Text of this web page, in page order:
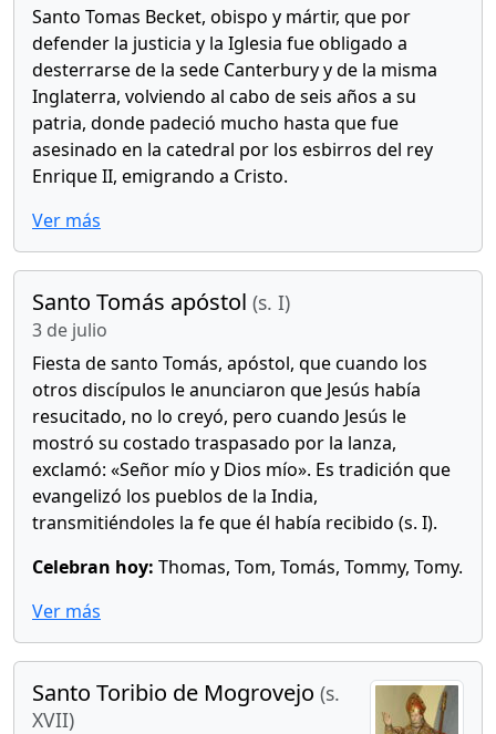
Santo Tomas Becket, obispo y mártir, que por
defender la justicia y la Iglesia fue obligado a
desterrarse de la sede Canterbury y de la misma
Inglaterra, volviendo al cabo de seis años a su
patria, donde padeció mucho hasta que fue
asesinado en la catedral por los esbirros del rey
Enrique II, emigrando a Cristo.
Ver más
Santo Tomás apóstol (s. I)
3 de julio
Fiesta de santo Tomás, apóstol, que cuando los
otros discípulos le anunciaron que Jesús había
resucitado, no lo creyó, pero cuando Jesús le
mostró su costado traspasado por la lanza,
exclamó: «Señor mío y Dios mío». Es tradición que
evangelizó los pueblos de la India,
transmitiéndoles la fe que él había recibido (s. I).
Celebran hoy: Thomas, Tom, Tomás, Tommy, Tomy.
Ver más
Santo Toribio de Mogrovejo (s.
XVII)